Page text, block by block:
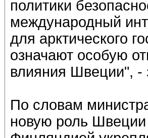
политики
международный
для арктического
означают особую
влияния Швеции", -
По словам
новую роль